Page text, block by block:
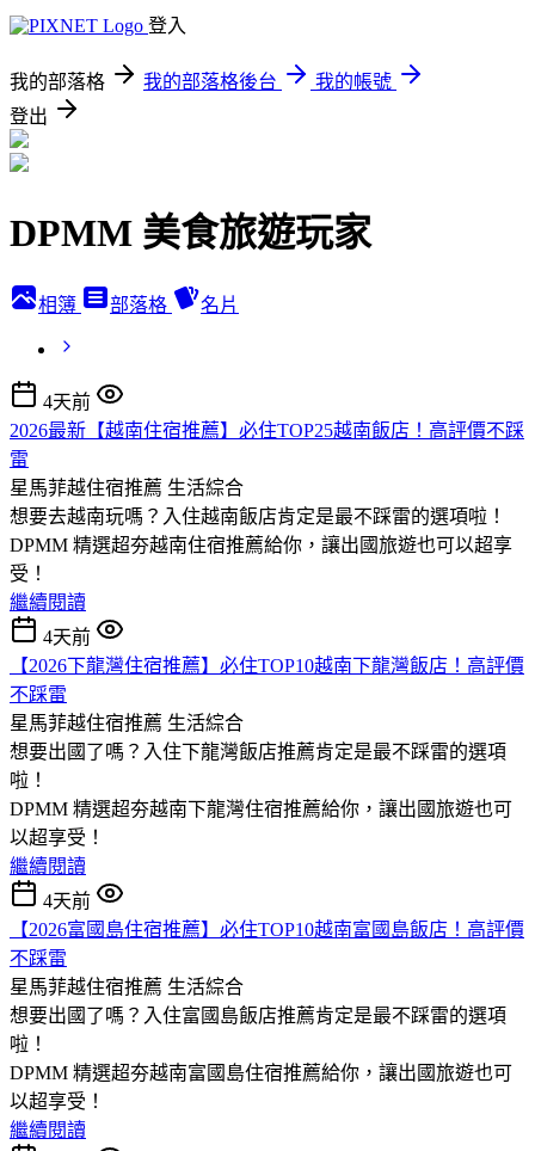
登入
我的部落格 我的部落格後台
我的帳號
登出
DPMM 美食旅遊玩家
相簿 部落格 名片
4天前
2026最新【越南住宿推薦】必住TOP25越南飯店！高評價不踩
雷
星馬菲越住宿推薦 生活綜合
想要去越南玩嗎？入住越南飯店肯定是最不踩雷的選項啦！
DPMM 精選超夯越南住宿推薦給你，讓出國旅遊也可以超享
受！
繼續閱讀
4天前
【2026下龍灣住宿推薦】必住TOP10越南下龍灣飯店！高評價
不踩雷
星馬菲越住宿推薦 生活綜合
想要出國了嗎？入住下龍灣飯店推薦肯定是最不踩雷的選項
啦！
DPMM 精選超夯越南下龍灣住宿推薦給你，讓出國旅遊也可
以超享受！
繼續閱讀
4天前
【2026富國島住宿推薦】必住TOP10越南富國島飯店！高評價
不踩雷
星馬菲越住宿推薦 生活綜合
想要出國了嗎？入住富國島飯店推薦肯定是最不踩雷的選項
啦！
DPMM 精選超夯越南富國島住宿推薦給你，讓出國旅遊也可
以超享受！
繼續閱讀